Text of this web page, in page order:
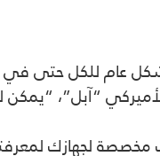
بشكل عام للكل حتى
مخصصة لجهازك